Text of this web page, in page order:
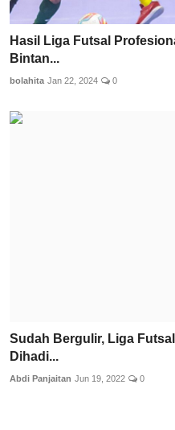
Hasil Liga Futsal
Bintan...
bolahita Jan 22, 2024 0
Sudah Bergulir, Liga
Dihadi...
Abdi Panjaitan Jun 19, 2022 0